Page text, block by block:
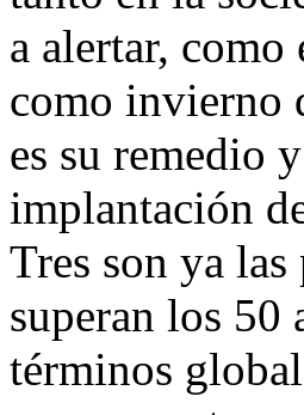
a alertar,
como invierno
es su remedio
implantación
Tres son ya
superan los 50
términos